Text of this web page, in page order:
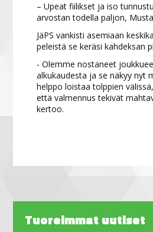
– Upeat fiilikset ja iso
arvostan todella paljon,
JäPS vankisti asemiaan
peleistä se keräsi kahdeksan
- Olemme nostaneet
alkukaudesta ja se näkyy nyt
helppo loistaa tolppien
että valmennus tekivät
kertoo.
Tuoreimmat uutiset